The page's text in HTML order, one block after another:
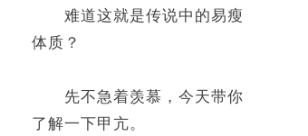
难道这就是传说中的易瘦
体质？
先不急着羡慕，今天带你
了解一下甲亢。